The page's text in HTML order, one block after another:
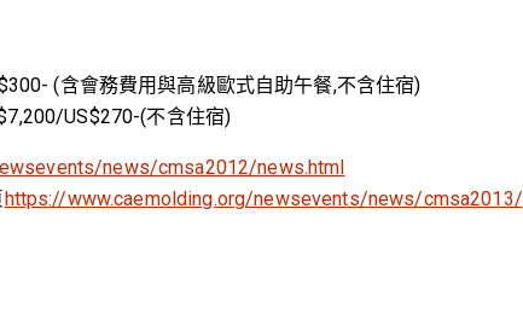
(含會務費用與高級歐式自助午餐,不含住宿)
US$270-(不含住宿)
news/cmsa2012/news.html
https://www.caemolding.org/newsevents/news/cmsa2013/